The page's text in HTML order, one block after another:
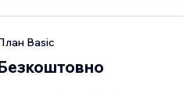
Basic